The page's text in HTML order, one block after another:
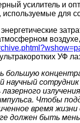
усилитель и
используемые для
УФ
большую
научный
Чтобы
время
должен быть